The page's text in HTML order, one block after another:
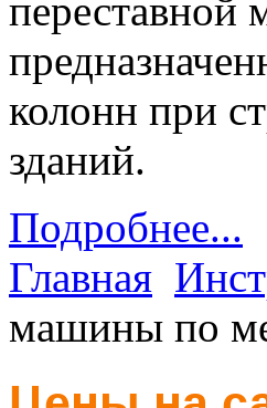
переставной
колонн при
зданий.
Подробнее...
Главная
машины по